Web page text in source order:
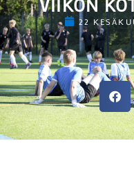
VIIKON
22